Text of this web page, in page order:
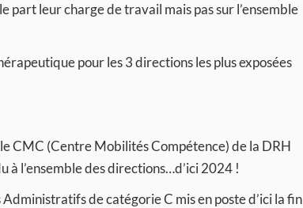
part leur charge de travail mais pas sur l’ensemble
pour les 3 directions les plus exposées
CMC (Centre Mobilités Compétence) de la DRH
l’ensemble des directions…d’ici 2024 !
de catégorie C mis en poste d’ici la fin